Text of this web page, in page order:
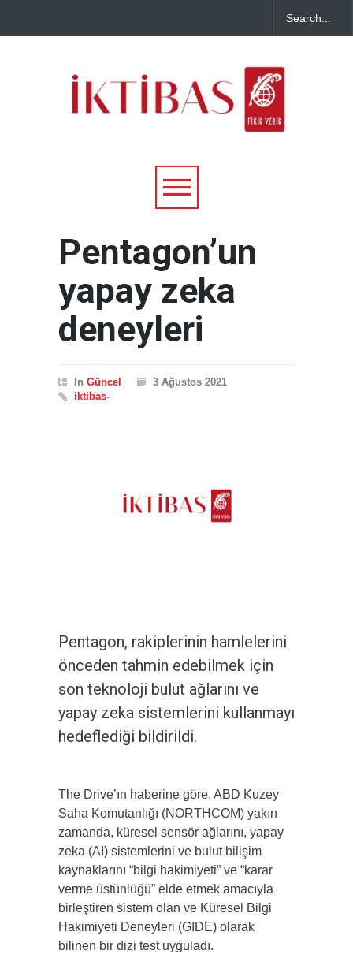
Pentagon’un
yapay zeka
deneyleri
In Güncel
3 Ağustos 2021
iktibas-
Pentagon, rakiplerinin hamlelerini
önceden tahmin edebilmek için
son teknoloji bulut ağlarını ve
yapay zeka sistemlerini kullanmayı
hedeflediği bildirildi.
The Drive’ın haberine göre, ABD Kuzey
Saha Komutanlığı (NORTHCOM) yakın
zamanda, küresel sensör ağlarını, yapay
zeka (AI) sistemlerini ve bulut bilişim
kaynaklarını “bilgi hakimiyeti” ve “karar
verme üstünlüğü” elde etmek amacıyla
birleştiren sistem olan ve Küresel Bilgi
Hakimiyeti Deneyleri (GIDE) olarak
bilinen bir dizi test uyguladı.